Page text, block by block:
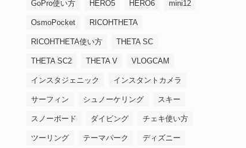
GoPro使い方 HERO5 HERO6 mini12
OsmoPocket RICOHTHETA
RICOHTHETA使い方 THETA SC
THETA SC2 THETA V VLOGCAM
インスタジェニック インスタントカメラ
サーフィン シュノーケリング スキー
スノーボード ダイビング チェキ使い方
ツーリング テーマパーク ディズニー